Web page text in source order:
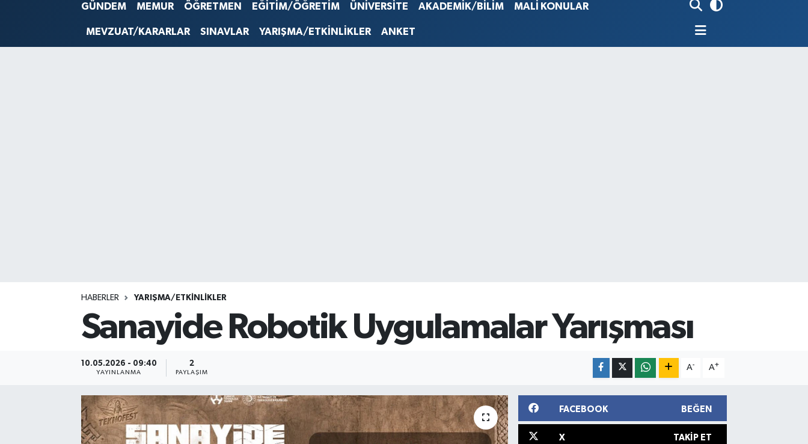
STERLİN
GÜNDEM MEMUR ÖĞRETMEN EĞİTİM/ÖĞRETİM ÜNİVERSİTE AKADEMİK/BİLİM MALİ KONULAR
MEVZUAT/KARARLAR SINAVLAR YARIŞMA/ETKİNLİKLER ANKET
HABERLER YARIŞMA/ETKİNLİKLER
Sanayide Robotik Uygulamalar Yarışması
10.05.2026 - 09:40
YAYINLANMA
2
PAYLAŞIM
A- A+
FACEBOOK BEĞEN
X TAKIP ET